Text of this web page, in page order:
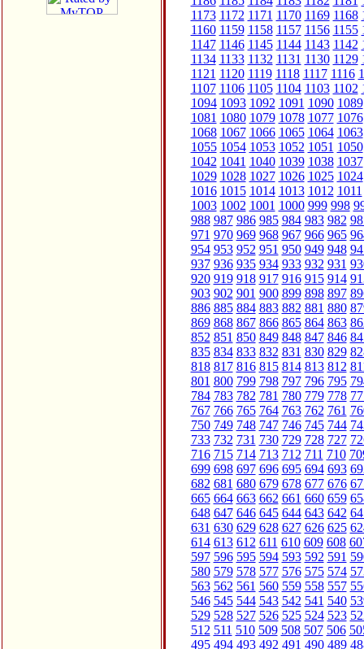
1173 1172 1171 1170 1169 1168
1160 1159 1158 1157 1156 1155
1147 1146 1145 1144 1143 1142
1134 1133 1132 1131 1130 1129
1121 1120 1119 1118 1117 1116
1107 1106 1105 1104 1103 1102
1094 1093 1092 1091 1090 1089
1081 1080 1079 1078 1077 1076
1068 1067 1066 1065 1064 1063
1055 1054 1053 1052 1051 1050
1042 1041 1040 1039 1038 1037
1029 1028 1027 1026 1025 1024
1016 1015 1014 1013 1012 1011
1003 1002 1001 1000 999 998
988 987 986 985 984 983 982
971 970 969 968 967 966 965
954 953 952 951 950 949 948
937 936 935 934 933 932 931
920 919 918 917 916 915 914
903 902 901 900 899 898 897
886 885 884 883 882 881 880
869 868 867 866 865 864 863
852 851 850 849 848 847 846
835 834 833 832 831 830 829
818 817 816 815 814 813 812
801 800 799 798 797 796 795
784 783 782 781 780 779 778
767 766 765 764 763 762 761
750 749 748 747 746 745 744
733 732 731 730 729 728 727
716 715 714 713 712 711 710
699 698 697 696 695 694 693
682 681 680 679 678 677 676
665 664 663 662 661 660 659
648 647 646 645 644 643 642
631 630 629 628 627 626 625
614 613 612 611 610 609 608
597 596 595 594 593 592 591
580 579 578 577 576 575 574
563 562 561 560 559 558 557
546 545 544 543 542 541 540
529 528 527 526 525 524 523
512 511 510 509 508 507 506
495 494 493 492 491 490 489